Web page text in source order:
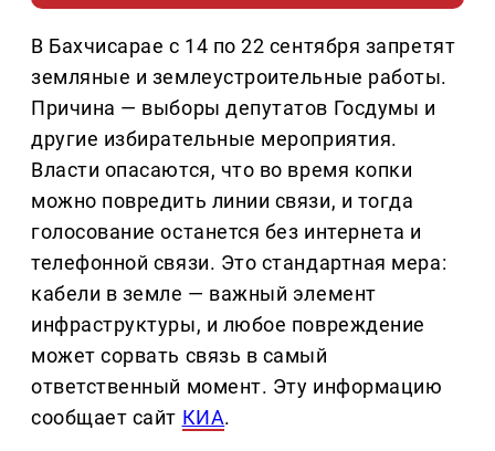
В Бахчисарае с 14 по 22 сентября запретят
земляные и землеустроительные работы.
Причина — выборы депутатов Госдумы и
другие избирательные мероприятия.
Власти опасаются, что во время копки
можно повредить линии связи, и тогда
голосование останется без интернета и
телефонной связи. Это стандартная мера:
кабели в земле — важный элемент
инфраструктуры, и любое повреждение
может сорвать связь в самый
ответственный момент. Эту информацию
сообщает сайт КИА.